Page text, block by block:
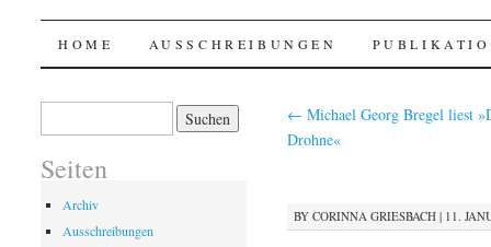
Haller @ p.machinery
SKIP
CONTENT
HOME AUSSCHREIBUNGEN
← Michael Georg Bregel liest
Drohne«
BY CORINNA GRIESBACH| 11.
Seiten
Archiv
Ausschreibungen